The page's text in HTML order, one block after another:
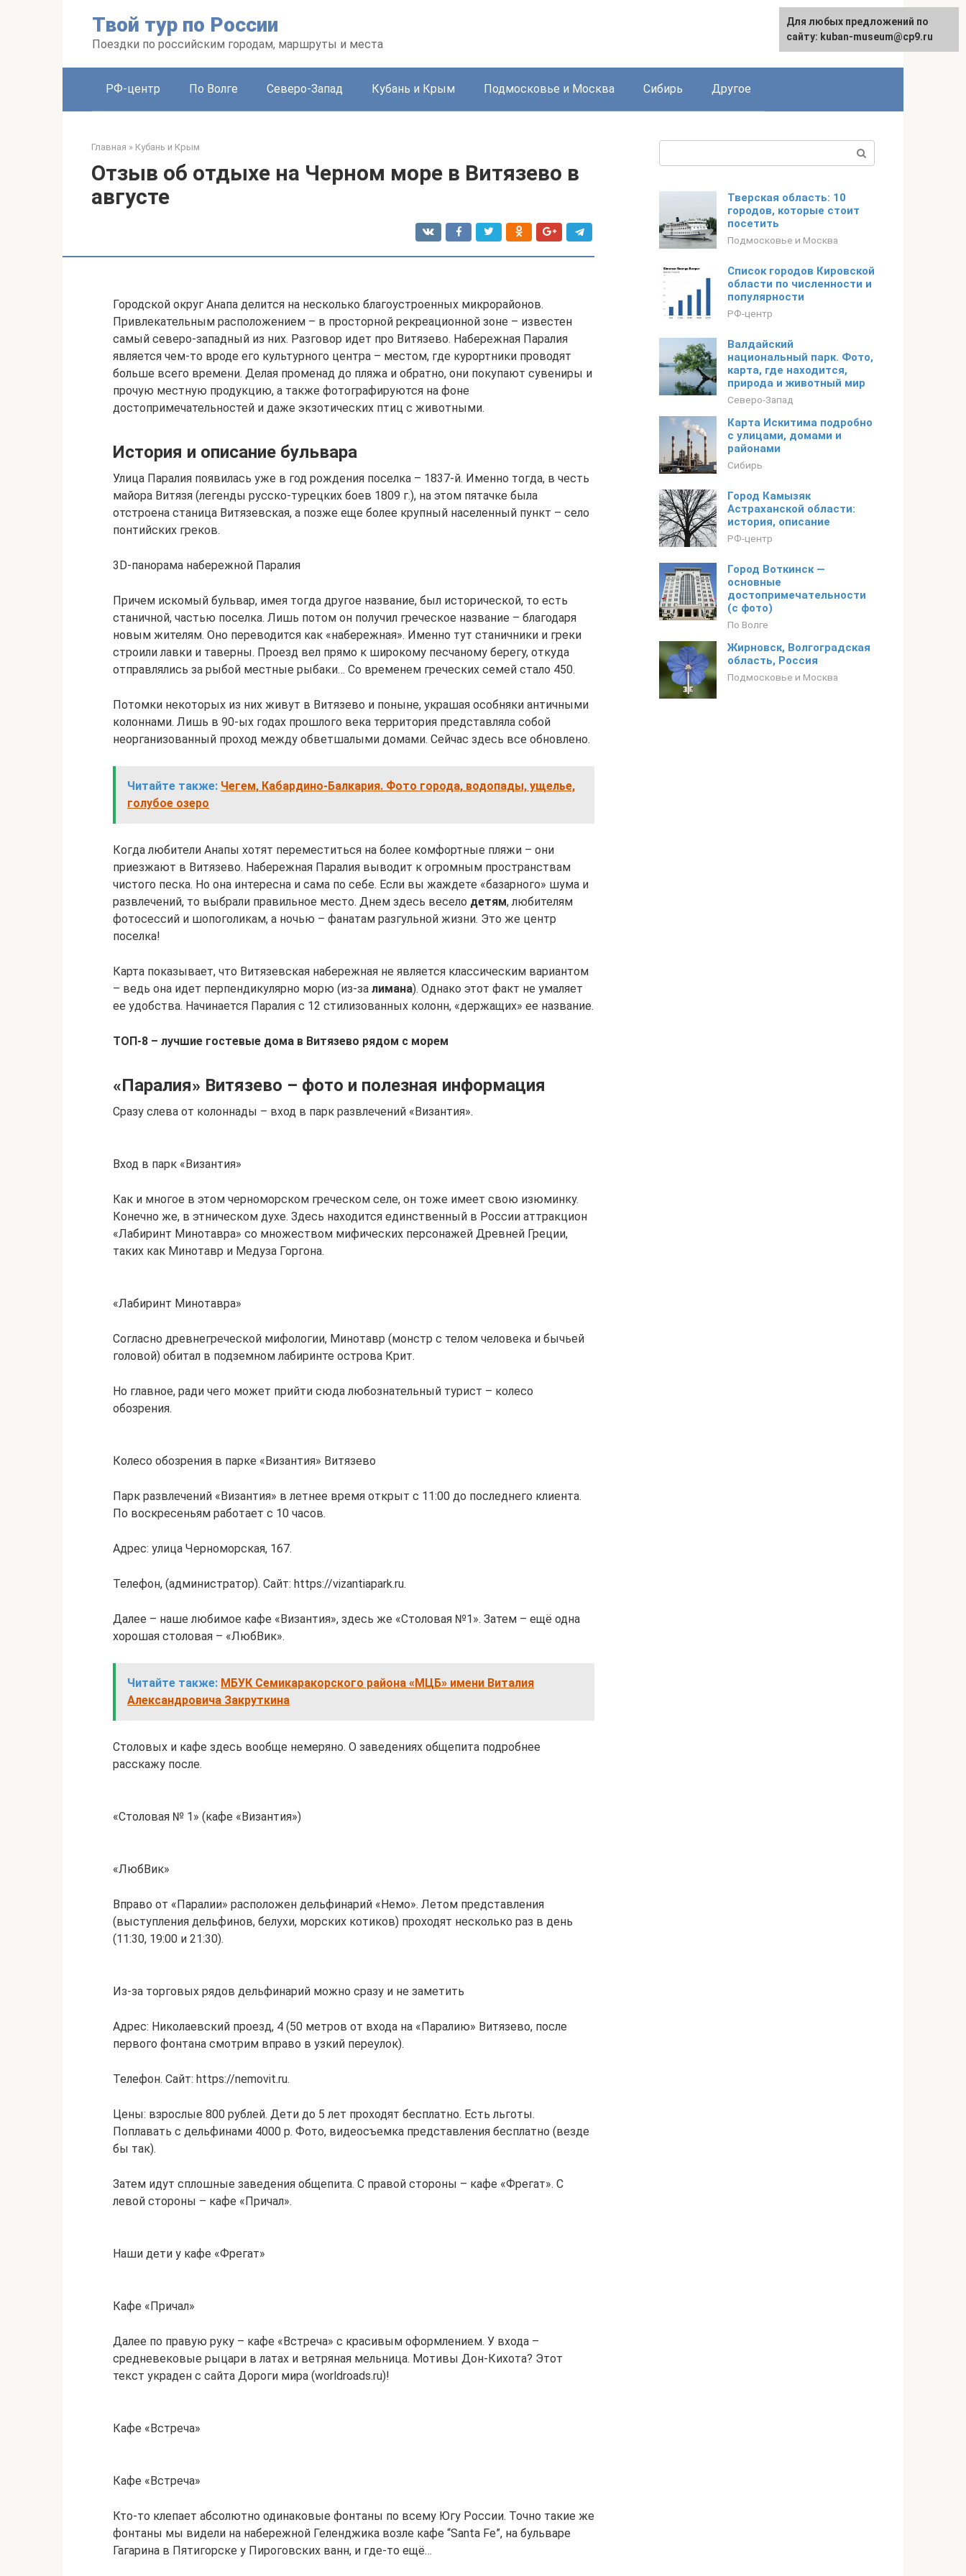
Твой тур по России
Поездки по российским городам, маршруты и места
РФ-центр По Волге Северо-Запад Кубань и Крым Подмосковье и Москва Сибирь Другое
Главная » Кубань и Крым
Отзыв об отдыхе на Черном море в Витязево в
августе
Городской округ Анапа делится на несколько благоустроенных микрорайонов.
Привлекательным расположением – в просторной рекреационной зоне – известен
самый северо-западный из них. Разговор идет про Витязево. Набережная Паралия
является чем-то вроде его культурного центра – местом, где курортники проводят
больше всего времени. Делая променад до пляжа и обратно, они покупают сувениры и
прочую местную продукцию, а также фотографируются на фоне
достопримечательностей и даже экзотических птиц с животными.
История и описание бульвара
Улица Паралия появилась уже в год рождения поселка – 1837-й. Именно тогда, в честь
майора Витязя (легенды русско-турецких боев 1809 г.), на этом пятачке была
отстроена станица Витязевская, а позже еще более крупный населенный пункт – село
понтийских греков.
3D-панорама набережной Паралия
Причем искомый бульвар, имея тогда другое название, был исторической, то есть
станичной, частью поселка. Лишь потом он получил греческое название – благодаря
новым жителям. Оно переводится как «набережная». Именно тут станичники и греки
строили лавки и таверны. Проезд вел прямо к широкому песчаному берегу, откуда
отправлялись за рыбой местные рыбаки… Со временем греческих семей стало 450.
Потомки некоторых из них живут в Витязево и поныне, украшая особняки античными
колоннами. Лишь в 90-ых годах прошлого века территория представляла собой
неорганизованный проход между обветшалыми домами. Сейчас здесь все обновлено.
Читайте также: Чегем, Кабардино-Балкария. Фото города, водопады, ущелье,
голубое озеро
Когда любители Анапы хотят переместиться на более комфортные пляжи – они
приезжают в Витязево. Набережная Паралия выводит к огромным пространствам
чистого песка. Но она интересна и сама по себе. Если вы жаждете «базарного» шума и
развлечений, то выбрали правильное место. Днем здесь весело детям, любителям
фотосессий и шопоголикам, а ночью – фанатам разгульной жизни. Это же центр
поселка!
Карта показывает, что Витязевская набережная не является классическим вариантом
– ведь она идет перпендикулярно морю (из-за лимана). Однако этот факт не умаляет
ее удобства. Начинается Паралия с 12 стилизованных колонн, «держащих» ее название.
ТОП-8 – лучшие гостевые дома в Витязево рядом с морем
«Паралия» Витязево – фото и полезная информация
Сразу слева от колоннады – вход в парк развлечений «Византия».
Вход в парк «Византия»
Как и многое в этом черноморском греческом селе, он тоже имеет свою изюминку.
Конечно же, в этническом духе. Здесь находится единственный в России аттракцион
«Лабиринт Минотавра» со множеством мифических персонажей Древней Греции,
таких как Минотавр и Медуза Горгона.
«Лабиринт Минотавра»
Согласно древнегреческой мифологии, Минотавр (монстр с телом человека и бычьей
головой) обитал в подземном лабиринте острова Крит.
Но главное, ради чего может прийти сюда любознательный турист – колесо
обозрения.
Колесо обозрения в парке «Византия» Витязево
Парк развлечений «Византия» в летнее время открыт с 11:00 до последнего клиента.
По воскресеньям работает с 10 часов.
Адрес: улица Черноморская, 167.
Телефон, (администратор). Сайт: https://vizantiapark.ru.
Далее – наше любимое кафе «Византия», здесь же «Столовая №1». Затем – ещё одна
хорошая столовая – «ЛюбВик».
Читайте также: МБУК Семикаракорского района «МЦБ» имени Виталия
Александровича Закруткина
Столовых и кафе здесь вообще немеряно. О заведениях общепита подробнее
расскажу после.
«Столовая № 1» (кафе «Византия»)
«ЛюбВик»
Вправо от «Паралии» расположен дельфинарий «Немо». Летом представления
(выступления дельфинов, белухи, морских котиков) проходят несколько раз в день
(11:30, 19:00 и 21:30).
Из-за торговых рядов дельфинарий можно сразу и не заметить
Адрес: Николаевский проезд, 4 (50 метров от входа на «Паралию» Витязево, после
первого фонтана смотрим вправо в узкий переулок).
Телефон. Сайт: https://nemovit.ru.
Цены: взрослые 800 рублей. Дети до 5 лет проходят бесплатно. Есть льготы.
Поплавать с дельфинами 4000 р. Фото, видеосъемка представления бесплатно (везде
бы так).
Затем идут сплошные заведения общепита. С правой стороны – кафе «Фрегат». С
левой стороны – кафе «Причал».
Наши дети у кафе «Фрегат»
Кафе «Причал»
Далее по правую руку – кафе «Встреча» с красивым оформлением. У входа –
средневековые рыцари в латах и ветряная мельница. Мотивы Дон-Кихота? Этот
текст украден с сайта Дороги мира (worldroads.ru)!
Кафе «Встреча»
Кафе «Встреча»
Кто-то клепает абсолютно одинаковые фонтаны по всему Югу России. Точно такие же
фонтаны мы видели на набережной Геленджика возле кафе “Santa Fe”, на бульваре
Гагарина в Пятигорске у Пироговских ванн, и где-то ещё…
Тверская область: 10
городов, которые стоит
посетить
Подмосковье и Москва
Список городов Кировской
области по численности и
популярности
РФ-центр
Валдайский
национальный парк. Фото,
карта, где находится,
природа и животный мир
Северо-Запад
Карта Искитима подробно
с улицами, домами и
районами
Сибирь
Город Камызяк
Астраханской области:
история, описание
РФ-центр
Город Воткинск —
основные
достопримечательности
(с фото)
По Волге
Жирновск, Волгоградская
область, Россия
Подмосковье и Москва
Для любых предложений по
сайту: kuban-museum@cp9.ru